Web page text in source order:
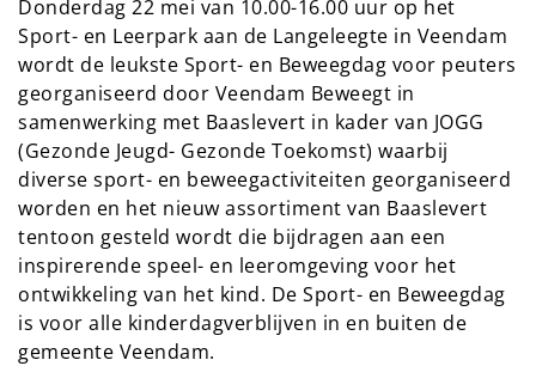
Donderdag 22 mei van 10.00-16.00 uur op het
Sport- en Leerpark aan de Langeleegte in Veendam
wordt de leukste Sport- en Beweegdag voor peuters
georganiseerd door Veendam Beweegt in
samenwerking met Baaslevert in kader van JOGG
(Gezonde Jeugd- Gezonde Toekomst) waarbij
diverse sport- en beweegactiviteiten georganiseerd
worden en het nieuw assortiment van Baaslevert
tentoon gesteld wordt die bijdragen aan een
inspirerende speel- en leeromgeving voor het
ontwikkeling van het kind. De Sport- en Beweegdag
is voor alle kinderdagverblijven in en buiten de
gemeente Veendam.